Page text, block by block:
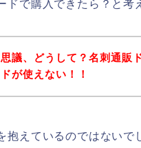
ドで購入できたら？と考
議、どうして？名刺通販
が使えない！！
抱えているのではないで